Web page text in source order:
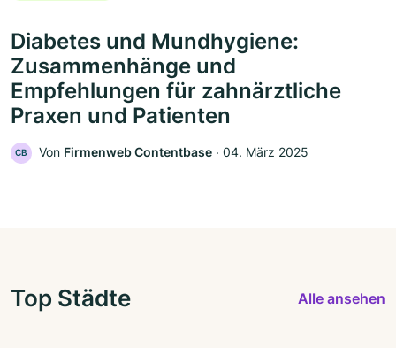
Diabetes und Mundhygiene:
Zusammenhänge und
Empfehlungen für zahnärztliche
Praxen und Patienten
CB Von Firmenweb Contentbase ‧ 04. März 2025
Top Städte Alle ansehen